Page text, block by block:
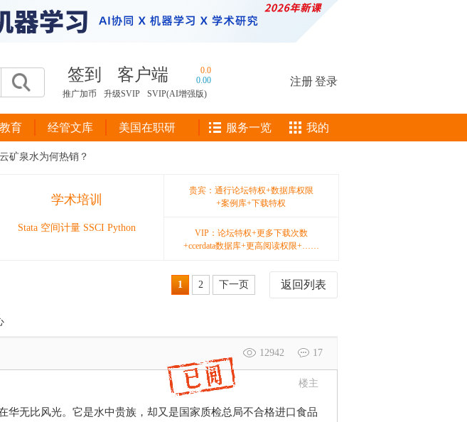
签到 客户端
0.0
0.00
推广加币
升级SVIP SVIP(AI增强版)
注册登录
育 经管文库 美国在职研 服务一览 我的
矿泉水为何热销？
学术培训
Stata 空间计量 SSCI Python
贵宾：通行论坛特权+数据库权限
+案例库+下载特权
VIP：论坛特权+更多下载次数
+ccerdata数据库+更高阅读权限+……
返回列表
1 2 下一页
12942 17
楼主
华无比风光。它是水中贵族，却又是国家质检总局不合格进口食品